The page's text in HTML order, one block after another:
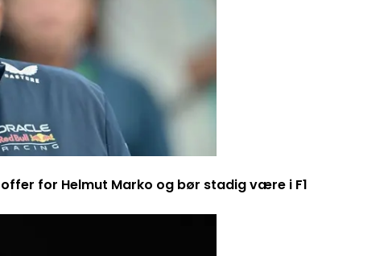
for Helmut Marko og bør stadig være i F1